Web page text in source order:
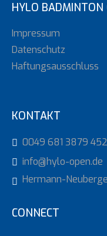
HYLO BADMINTON
Impressum
Datenschutz
Haftungsausschluss
KONTAKT
0049 681 3879 452
info@hylo-open.de
Hermann-
CONNECT